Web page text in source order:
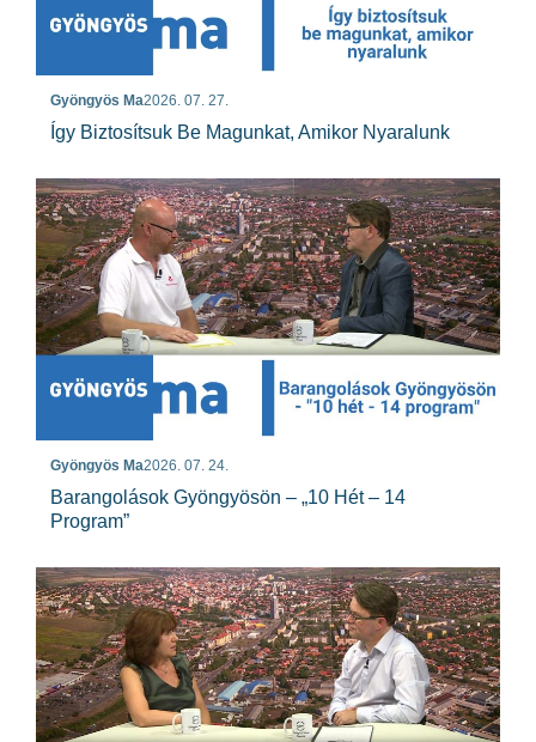
Gyöngyös Ma2026. 07. 27.
Így Biztosítsuk Be Magunkat, Amikor Nyaralunk
Gyöngyös Ma2026. 07. 24.
Barangolások Gyöngyösön – „10 Hét – 14
Program”